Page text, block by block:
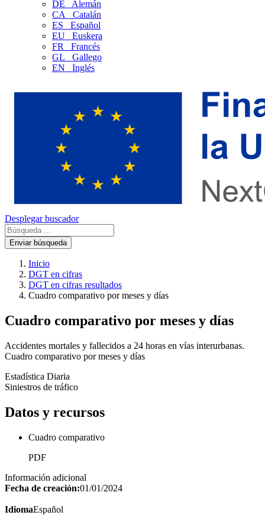
DE
Alemán
CA
Catalán
ES
Español
EU
Euskera
FR
Francés
GL
Gallego
EN
Inglés
Desplegar buscador
Enviar búsqueda
Inicio
DGT en cifras
DGT en cifras resultados
Cuadro comparativo por meses y días
Cuadro comparativo por meses y días
Accidentes mortales y fallecidos a 24 horas en vías interurbanas.
Cuadro comparativo por meses y días
Estadística Diaria
Siniestros de tráfico
Datos y recursos
Cuadro comparativo
PDF
Información adicional
Fecha de creación:01/01/2024
IdiomaEspañol